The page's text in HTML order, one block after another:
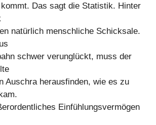
Das sagt die Statistik. Hinter
natürlich menschliche Schicksale.
schwer verunglückt, muss der
Auschra herausfinden, wie es zu
Einfühlungsvermögen